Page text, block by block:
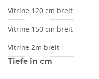
Vitrine 120 cm breit
Vitrine 150 cm breit
Vitrine 2m breit
Tiefe in cm